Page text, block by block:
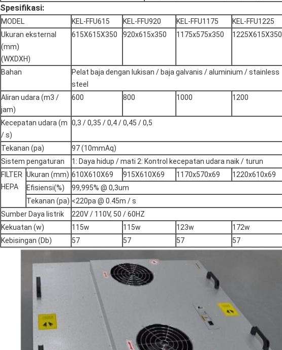
Spesifikasi:
MODEL KEL-FFU615 KEL-FFU920 KEL-FFU1175
KEL-FFU1225
Ukuran eksternal
(mm)
(WXDXH)
615X615X350 920x615x350 1175x575x350 1225X615X350
Bahan
Pelat baja dengan lukisan / baja galvanis / aluminium / stainless
steel
Aliran udara (m3 /
jam)
600 800 1000 1200
Kecepatan udara (m
/ s)
0,3 / 0,35 / 0,4 / 0,45 / 0,5
Tekanan (pa)
97 (10mmAq)
Sistem pengaturan
1: Daya hidup / mati 2: Kontrol kecepatan udara naik / turun
FILTER
HEPA
Ukuran (mm) 610X610X69 915X610X69 1170x570x69
1220x610x69
Efisiensi(%)
99,995% @ 0,3um
Tekanan (pa) <220pa @ 0.45m / s
Sumber Daya listrik
220V / 110V, 50 / 60HZ
Kekuatan (w)
115w 115w 123w
172w
Kebisingan (Db)
57 57 57 57